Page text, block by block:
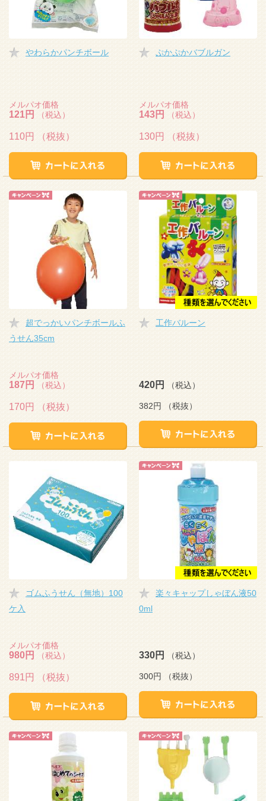
やわらかパンチボール
メルパオ価格
121円 （税込）
110円 （税抜）
ぷかぷかバブルガン
メルパオ価格
143円 （税込）
130円 （税抜）
超でっかいパンチボールふ
うせん35cm
メルパオ価格
187円 （税込）
170円 （税抜）
工作バルーン
420円 （税込）
382円 （税抜）
ゴムふうせん（無地）100
ケ入
メルパオ価格
980円 （税込）
891円 （税抜）
楽々キャップしゃぼん液50
0ml
330円 （税込）
300円 （税抜）